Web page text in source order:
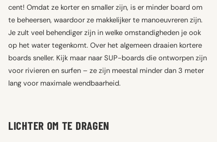
cent! Omdat ze korter en smaller zijn, is er minder board om
te beheersen, waardoor ze makkelijker te manoeuvreren zijn.
Je zult veel behendiger zijn in welke omstandigheden je ook
op het water tegenkomt. Over het algemeen draaien kortere
boards sneller. Kijk maar naar SUP-boards die ontworpen zijn
voor rivieren en surfen – ze zijn meestal minder dan 3 meter
lang voor maximale wendbaarheid.
LICHTER OM TE DRAGEN